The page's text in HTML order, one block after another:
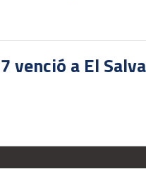
venció a El